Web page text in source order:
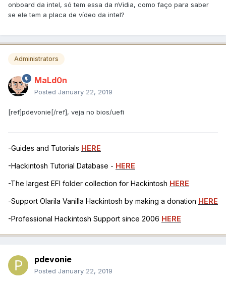
onboard da intel, só tem essa da nVidia, como faço para saber
se ele tem a placa de vídeo da intel?
Administrators
MaLd0n
Posted January 22, 2019
[ref]pdevonie[/ref], veja no bios/uefi
-Guides and Tutorials HERE
-Hackintosh Tutorial Database - HERE
-The largest EFI folder collection for Hackintosh HERE
-Support Olarila Vanilla Hackintosh by making a donation HERE
-Professional Hackintosh Support since 2006 HERE
pdevonie
Posted January 22, 2019